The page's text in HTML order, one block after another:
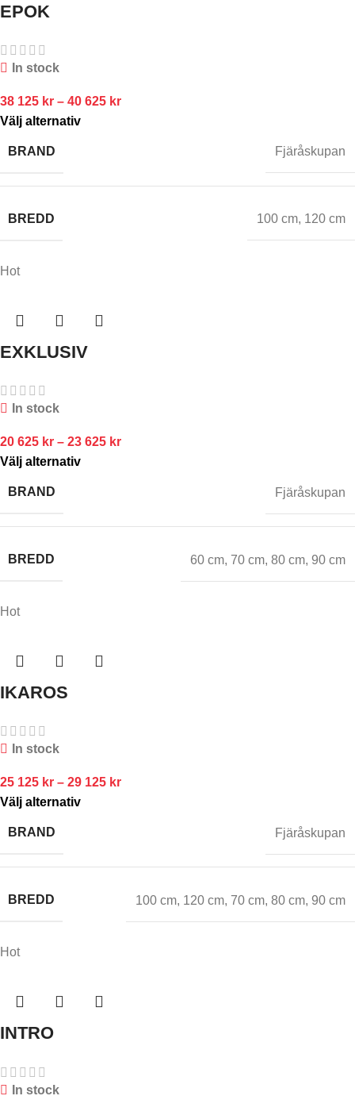
EPOK
In stock
38 125 kr – 40 625 kr
Välj alternativ
BRAND Fjäråskupan
BREDD 100 cm, 120 cm
Hot
EXKLUSIV
In stock
20 625 kr – 23 625 kr
Välj alternativ
BRAND Fjäråskupan
BREDD 60 cm, 70 cm, 80 cm, 90 cm
Hot
IKAROS
In stock
25 125 kr – 29 125 kr
Välj alternativ
BRAND Fjäråskupan
BREDD 100 cm, 120 cm, 70 cm, 80 cm, 90 cm
Hot
INTRO
In stock